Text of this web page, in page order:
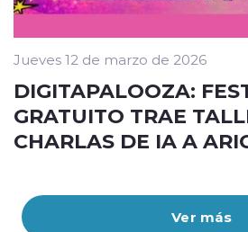
Ver más
Jueves 12 de marzo de 2026
DIGITAPALOOZA:
GRATUITO TRAE
CHARLAS DE IA A